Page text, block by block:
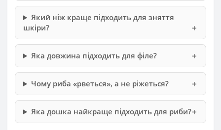
Який ніж краще підходить для зняття
шкіри?
Яка довжина підходить для філе?
Чому риба «рветься», а не ріжеться?
Яка дошка найкраще підходить для риби?